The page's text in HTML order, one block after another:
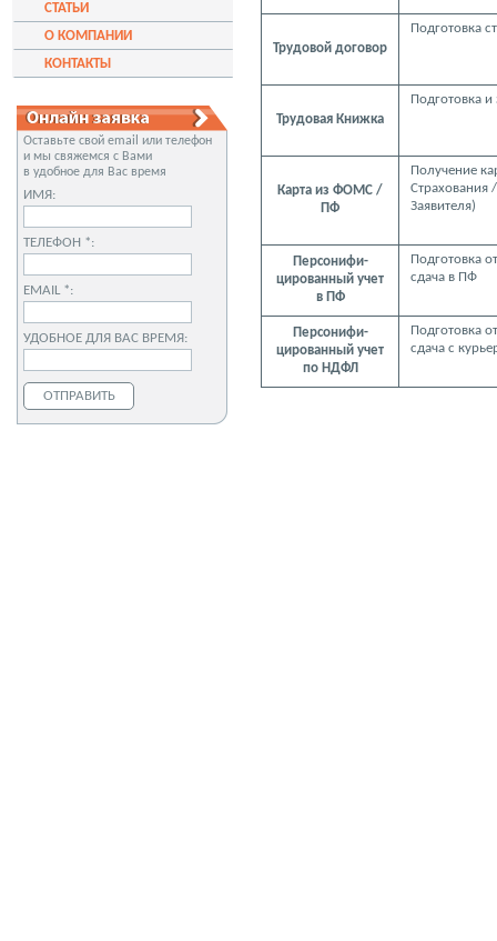
СТАТЬИ
О КОМПАНИИ
КОНТАКТЫ
Оставьте свой email или телефон
и мы свяжемся с Вами
в удобное для Вас время
ИМЯ:
ТЕЛЕФОН *:
EMAIL *:
УДОБНОЕ ДЛЯ ВАС ВРЕМЯ:
Трудовой договор
Подготовка
Трудовая Книжка
Подготовка
Карта из ФОМС /
ПФ
Получение
Страхования
Заявителя)
Персонифи-
цированный учет
в ПФ
Подготовка
сдача в ПФ
Персонифи-
цированный учет
по НДФЛ
Подготовка
сдача с